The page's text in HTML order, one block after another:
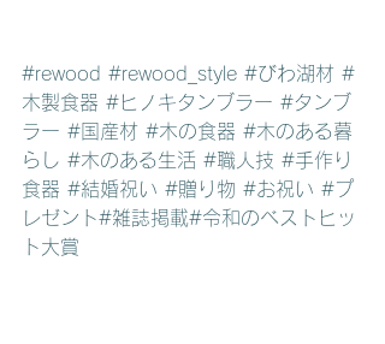
#rewood #rewood_style #びわ湖材 #
木製食器 #ヒノキタンブラー #タンブ
ラー #国産材 #木の食器 #木のある暮
らし #木のある生活 #職人技 #手作り
食器 #結婚祝い #贈り物 #お祝い #プ
レゼント#雑誌掲載#令和のベストヒッ
ト大賞